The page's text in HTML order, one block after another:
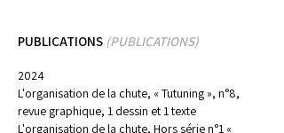
PUBLICATIONS (PUBLICATIONS)
2024
L'organisation de la chute, « Tutuning », n°8,
revue graphique, 1 dessin et 1 texte
L'organisation de la chute, Hors série n°1 «